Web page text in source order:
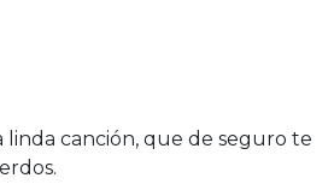
linda canción, que de seguro te